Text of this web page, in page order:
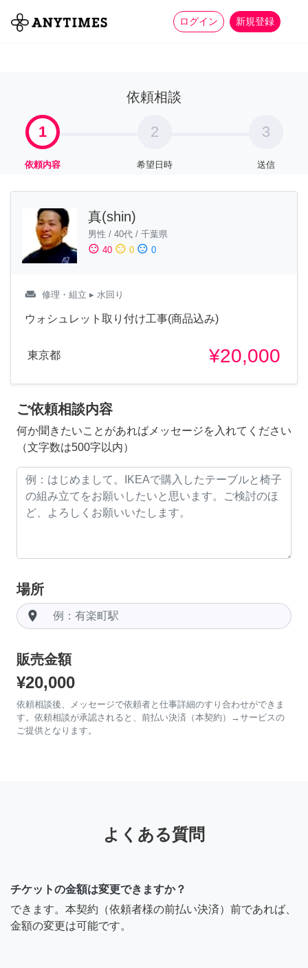
ログイン 新規登録
全て 家事 more_horiz
依頼相談
1
依頼内容
2
希望日時
3
送信
真(shin)
男性 / 40代 / 千葉県
sentiment_satisfied 40 sentiment_neutral 0 sentiment_dissatisfied 0
weekend 修理・組立 ▸ 水回り
ウォシュレット取り付け工事(商品込み)
東京都 ¥20,000
ご依頼相談内容
何か聞きたいことがあればメッセージを入れてください
（文字数は500字以内）
場所
room
販売金額
¥20,000
依頼相談後、メッセージで依頼者と仕事詳細のすり合わせができま
す。依頼相談が承認されると、前払い決済（本契約）→サービスの
ご提供となります。
よくある質問
チケットの金額は変更できますか？
できます。本契約（依頼者様の前払い決済）前であれば、
金額の変更は可能です。